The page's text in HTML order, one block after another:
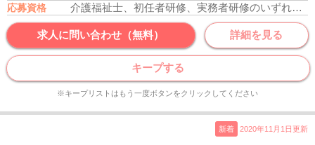
応募資格 介護福祉士、初任者研修、実務者研修のいずれかの資格をお持ちの方
求人に問い合わせ（無料） 詳細を見る
キープする
※キープリストはもう一度ボタンをクリックしてください
新着 2020年11月1日更新